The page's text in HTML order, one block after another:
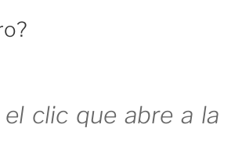
clic que abre a la